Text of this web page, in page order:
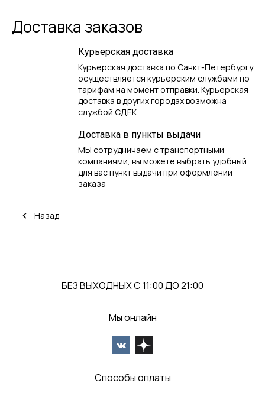
Доставка заказов
Курьерская доставка
Курьерская доставка по Санкт-Петербургу
осуществляется курьерским службами по
тарифам на момент отправки. Курьерская
доставка в других городах возможна
службой СДЕК
Доставка в пункты выдачи
МЫ сотрудничаем с транспортными
компаниями, вы можете выбрать удобный
для вас пункт выдачи при оформлении
заказа
Назад
БЕЗ ВЫХОДНЫХ С 11:00 ДО 21:00
Способы оплаты
Мы онлайн